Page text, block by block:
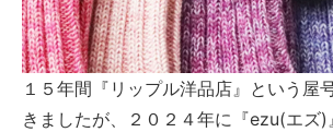
１５年間『リップル洋品店』という屋
きましたが、２０２４年に『ezu(エズ